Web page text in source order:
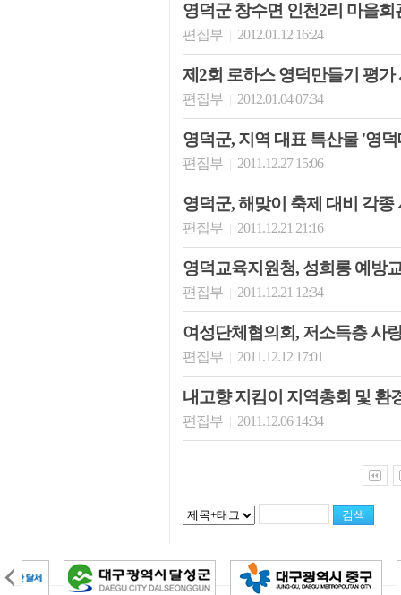
영덕군 창수면 인천2리 마을회
편집부 | 2012.01.12 16:24
제2회 로하스 영덕만들기 평가
편집부 | 2012.01.04 07:34
영덕군, 지역 대표 특산물 '영
편집부 | 2011.12.27 15:06
영덕군, 해맞이 축제 대비 각
편집부 | 2011.12.21 21:16
영덕교육지원청, 성희롱 예방
편집부 | 2011.12.21 12:34
여성단체협의회, 저소득층 사
편집부 | 2011.12.12 17:01
내고향 지킴이 지역총회 및 환
편집부 | 2011.12.06 14:34